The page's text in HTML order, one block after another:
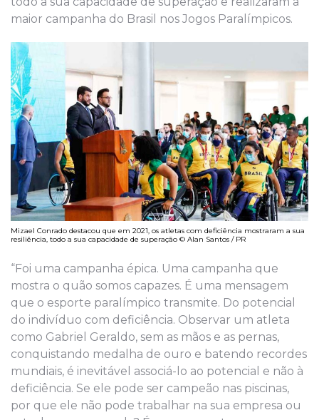
maior campanha do Brasil nos Jogos Paralímpicos.
Mizael Conrado destacou que em 2021, os atletas com deficiência mostraram a sua
resiliência, todo a sua capacidade de superação © Alan Santos / PR
“Foi uma campanha épica. Uma campanha que
mostra o quão somos capazes. É uma mensagem
que o esporte paralímpico transmite. Do potencial
do indivíduo com deficiência. Observar um atleta
como Gabriel Geraldo, sem as mãos e as pernas,
conquistando medalha de ouro e batendo recordes
mundiais, é inevitável associá-lo ao potencial e não à
deficiência. Se ele pode ser campeão nas piscinas,
por que ele não pode trabalhar na sua empresa ou